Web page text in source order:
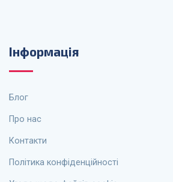
Інформація
Блог
Про нас
Контакти
Політика конфіденційності